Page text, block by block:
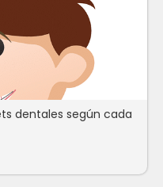
dentales según cada